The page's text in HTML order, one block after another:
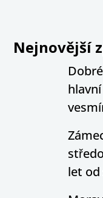
Nejnovější
let od